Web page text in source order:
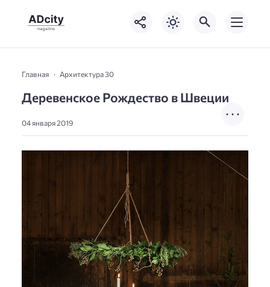
Главная Архитектура 30
Деревенское Рождество в Швеции
04 января 2019